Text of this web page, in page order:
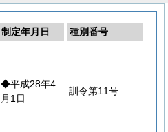
制定年月日
種別番号
◆平成28年4
月1日
訓令第11号